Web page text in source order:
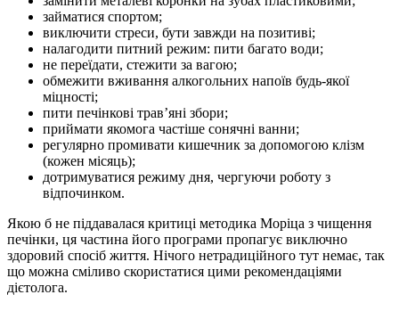
займатися спортом;
виключити стреси, бути завжди на позитиві;
налагодити питний режим: пити багато води;
не переїдати, стежити за вагою;
обмежити вживання алкогольних напоїв будь-якої
міцності;
пити печінкові трав’яні збори;
приймати якомога частіше сонячні ванни;
регулярно промивати кишечник за допомогою клізм
(кожен місяць);
дотримуватися режиму дня, чергуючи роботу з
відпочинком.
Якою б не піддавалася критиці методика Моріца з чищення
печінки, ця частина його програми пропагує виключно
здоровий спосіб життя. Нічого нетрадиційного тут немає, так
що можна сміливо скористатися цими рекомендаціями
дієтолога.